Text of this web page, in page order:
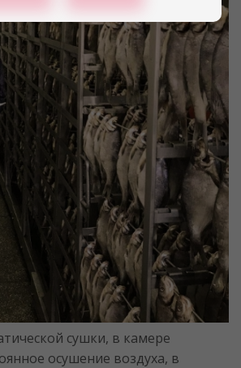
сушки, в камере
осушение воздуха, в